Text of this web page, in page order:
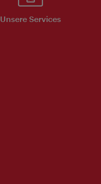
Unsere Services